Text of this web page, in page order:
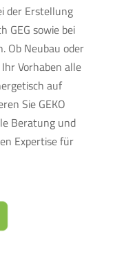
der Erstellung
GEG sowie bei
Ob Neubau oder
Vorhaben alle
auf
Sie GEKO
Beratung und
Expertise für